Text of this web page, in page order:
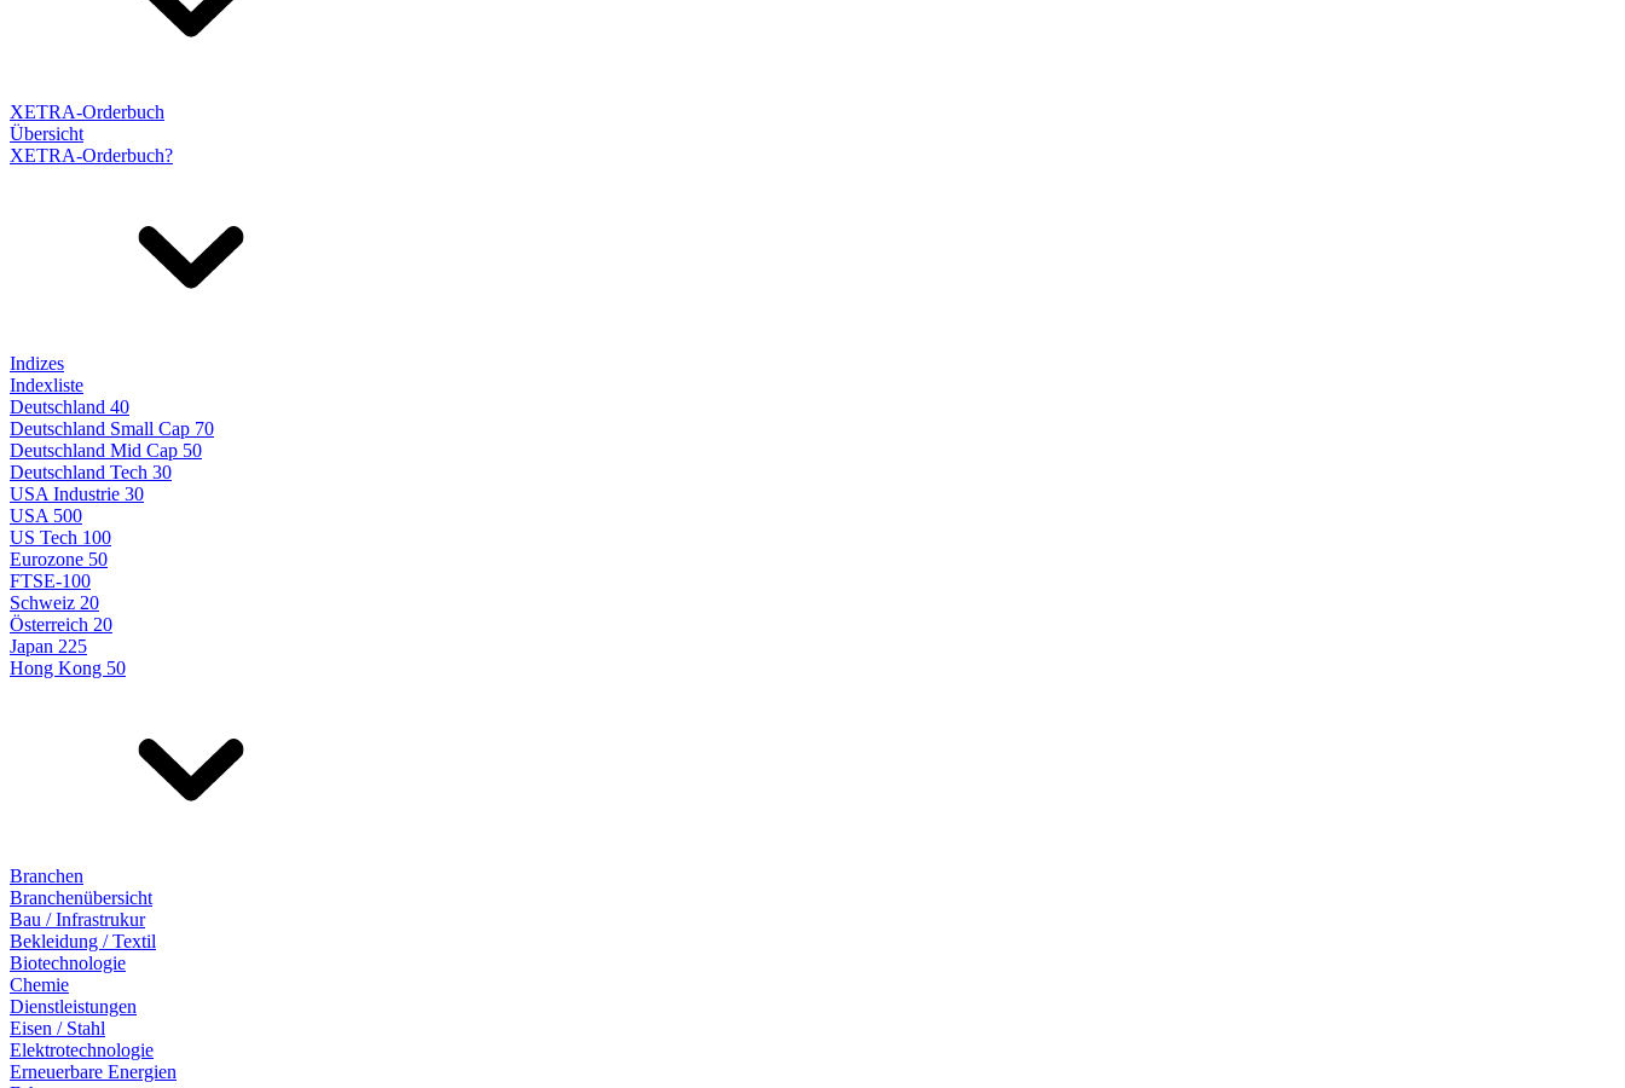
XETRA-Orderbuch
Übersicht
XETRA-Orderbuch?
Indizes
Indexliste
Deutschland 40
Deutschland Small Cap 70
Deutschland Mid Cap 50
Deutschland Tech 30
USA Industrie 30
USA 500
US Tech 100
Eurozone 50
FTSE-100
Schweiz 20
Österreich 20
Japan 225
Hong Kong 50
Branchen
Branchenübersicht
Bau / Infrastrukur
Bekleidung / Textil
Biotechnologie
Chemie
Dienstleistungen
Eisen / Stahl
Elektrotechnologie
Erneuerbare Energien